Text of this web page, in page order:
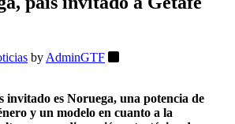
by AdminGTF
invitado es Noruega, una potencia de
y un modelo en cuanto a la